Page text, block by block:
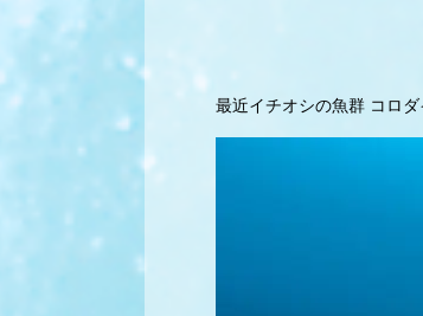
最近イチオシの魚群 コロダ